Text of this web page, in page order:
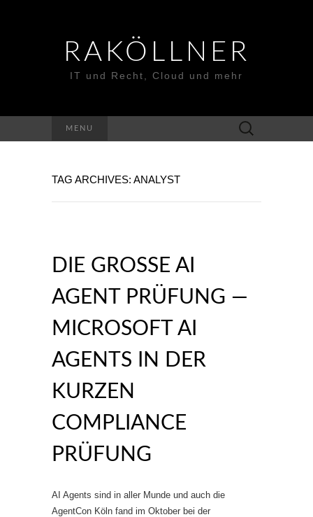
RAKÖLLNER
IT und Recht, Cloud und mehr
MENU
Suchen
nach:
TAG ARCHIVES: ANALYST
DIE GROSSE AI A
GENT PRÜFUNG — M
ICROSOFT AI A
GENTS IN DER K
URZEN C
OMPLIANCE P
RÜFUNG
AI Agents sind in aller Munde und auch die
AgentCon Köln fand im Oktober bei der